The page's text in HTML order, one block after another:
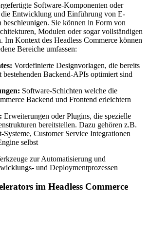
Software-Komponenten oder
Entwicklung und Einführung von E-
beschleunigen. Sie können in Form von
Modulen oder sogar vollständigen
Im Kontext des Headless Commerce können
Bereiche umfassen:
Vordefinierte Designvorlagen, die bereits
Backend-APIs optimiert sind
Software-Schichten welche die
Backend und Frontend erleichtern
Erweiterungen oder Plugins, die spezielle
bereitstellen. Dazu gehören z.B.
Systeme, Customer Service Integrationen
selbst
zur Automatisierung und
und Deploymentprozessen
im Headless Commerce